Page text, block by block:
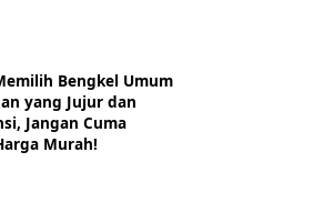
Bengkel Umum
yang Jujur dan
Jangan Cuma
Murah!